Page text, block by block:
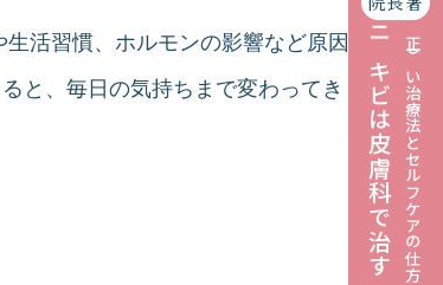
活習慣、ホルモンの影響など原因
と、毎日の気持ちまで変わってき
正しい治療法とセルフケアの仕方
ニキビは皮膚科で治す